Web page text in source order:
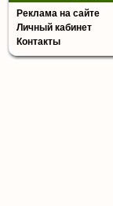
Реклама на сайте
Личный кабинет
Контакты